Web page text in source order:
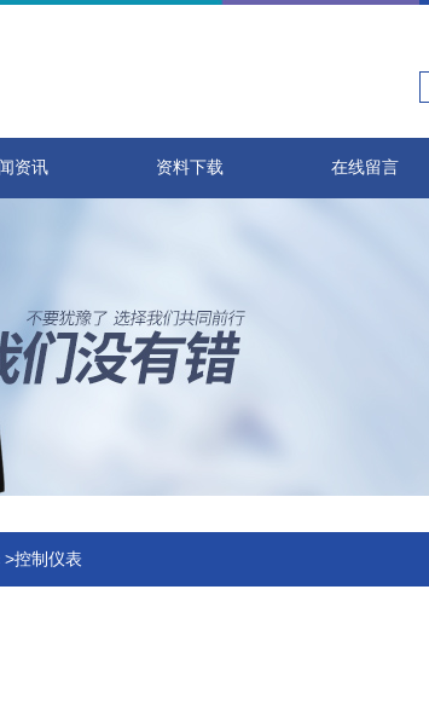
资讯 资料下载 在线留言
>控制仪表